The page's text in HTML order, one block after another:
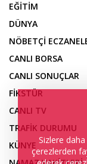
EĞİTİM
DÜNYA
NÖBETÇİ
CANLI BORSA
CANLI SONUÇLAR
FİKSTÜR
CANLI TV
TRAFİK DURUMU
KÜNYE Sizlere
çerezlerden